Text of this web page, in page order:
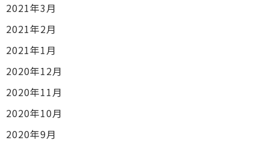
2021年3月
2021年2月
2021年1月
2020年12月
2020年11月
2020年10月
2020年9月